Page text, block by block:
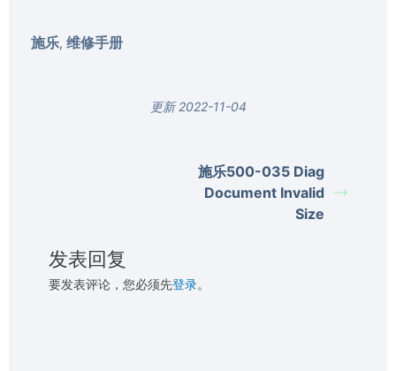
施乐, 维修手册
更新 2022-11-04
施乐500-035 Diag
Document Invalid
Size
发表回复
要发表评论，您必须先登录。